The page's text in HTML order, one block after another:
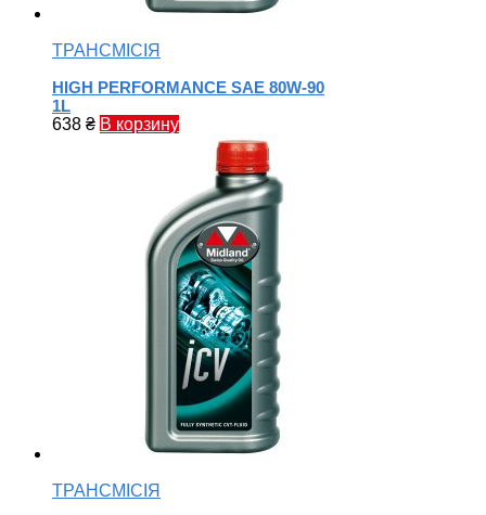
ТРАНСМІСІЯ
HIGH PERFORMANCE SAE 80W-90
1L
638 ₴ В корзину
ТРАНСМІСІЯ